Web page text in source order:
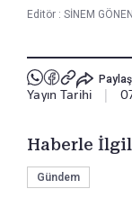
Editör : SİNEM GÖNEN
Paylaş
Yayın Tarihi
Haberle
Gündem